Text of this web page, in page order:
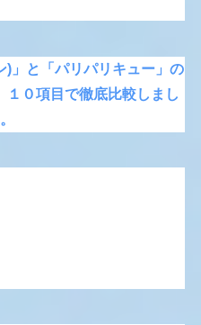
)」と「パリパリキュー」の
０項目で徹底比較しまし